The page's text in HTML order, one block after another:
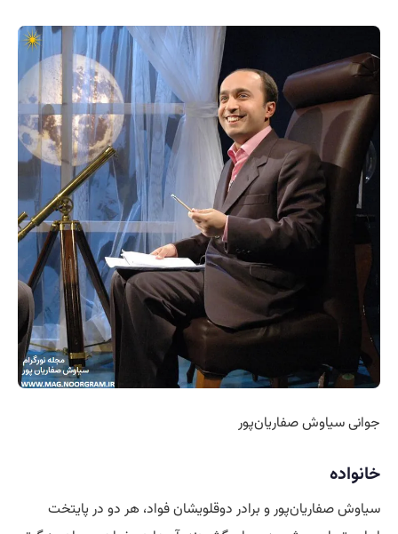
جوانی سیاوش صفاریان‌پور
خانواده
سیاوش صفاریان‌پور و برادر دوقلویشان فواد، هر دو در پایتخت